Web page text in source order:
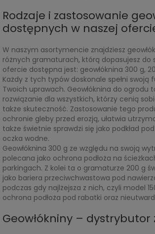
Rodzaje i zastosowanie
dostępnych w naszej
W naszym asortymencie znajdziesz
różnych gramaturach, którą dopasujesz do
ofercie dostępna jest: geowłóknina 300 g,
Każdy z tych typów doskonale spełni swoją
Twoich uprawach. Geowłóknina do ogrodu
rozwiązanie dla wszystkich, którzy cenią
także skuteczność. Zastosowanie tego
ochronie gleby przed erozją, ułatwia
także świetnie sprawdzi się jako podkład
oczka wodne.
Geowłóknina 300 g ze względu na swoją
polecana jako ochrona podłoża na
parkingach. Z kolei ta o gramaturze 200 g
jako bariera przeciwchwastowa pod
podczas gdy najlżejsza z nich, czyli model
ochrona podłoża pod rabatki oraz
Geowłókniny – dystrybutor